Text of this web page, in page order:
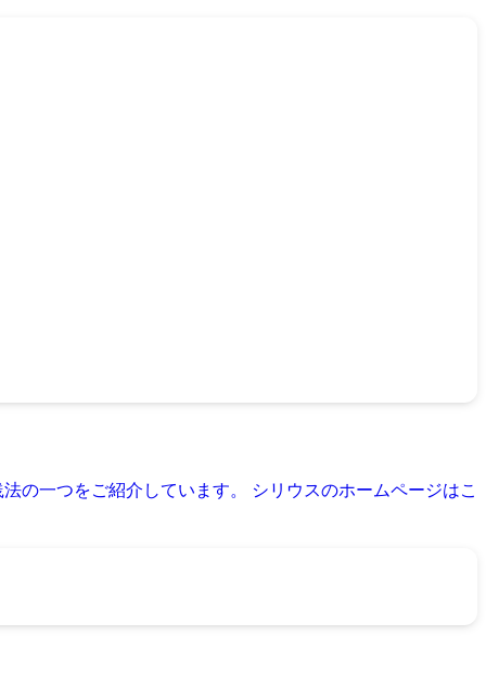
の一つをご紹介しています。 シリウスのホームページはこ